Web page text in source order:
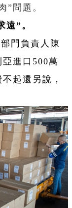
”問題。
遠”。
門負責人陳
進口500萬
起還另說，